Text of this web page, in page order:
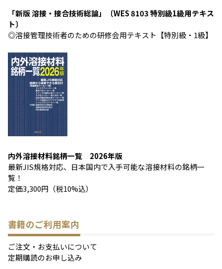
「新版 溶接・接合技術総論」〔WES 8103 特別級1級用テキス
ト〕
◎溶接管理技術者のための研修会用テキスト【特別級・1級】
内外溶接材料銘柄一覧 2026年版
最新JIS規格対応、日本国内で入手可能な溶接材料の銘柄一
覧！
定価3,300円（税10%込）
書籍のご利用案内
ご注文・お支払いについて
定期購読のお申し込み